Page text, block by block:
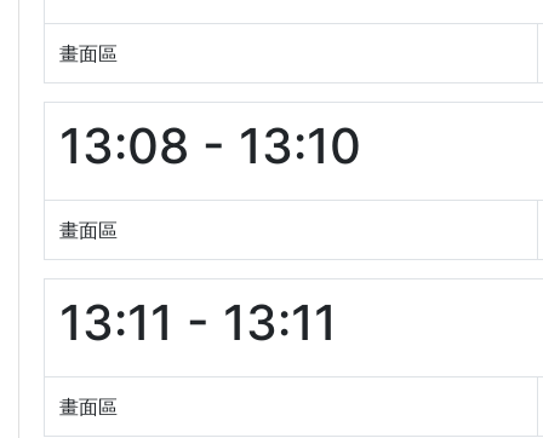
畫面區
13:08 - 13:10
畫面區
13:11 - 13:11
畫面區